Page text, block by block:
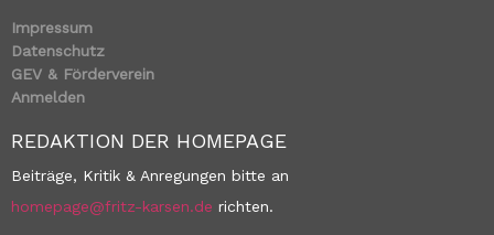
Impressum
Datenschutz
GEV & Förderverein
Anmelden
REDAKTION DER HOMEPAGE
Beiträge, Kritik & Anregungen bitte an
homepage@fritz-karsen.de richten.